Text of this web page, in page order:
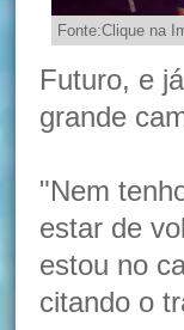
Fonte:Clique na
Futuro, e
grande
"Nem
estar de
estou no
citando o